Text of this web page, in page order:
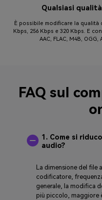
Qualsiasi
È possibile modificare la qualità
Kbps, 256 Kbps e 320 Kbps. E
AAC, FLAC, M4B,
FAQ sul
1. Come si
audio?
La dimensione del file
codificatore,
generale, la modifica
più piccolo, maggiore